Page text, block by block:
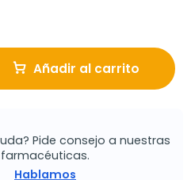
Añadir al carrito
Pide consejo a nuestras
farmacéuticas.
Hablamos